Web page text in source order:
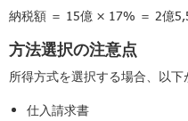
納税額 ＝ 15億 × 17% ＝ 2億
方法選択の注意点
所得方式を選択する場合、以下
仕入請求書